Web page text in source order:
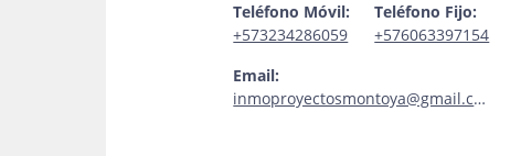
Teléfono Móvil:
+573234286059
Teléfono Fijo:
+576063397154
Email:
inmoproyectosmontoya@gmail.com